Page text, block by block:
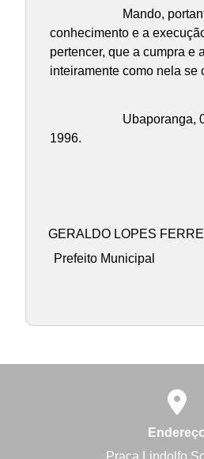
Mando,
conhecimento e a
pertencer, que a cumpra e
inteiramente como nela se
Ubaporanga,
1996.
GERALDO LOPES
Prefeito Municipal